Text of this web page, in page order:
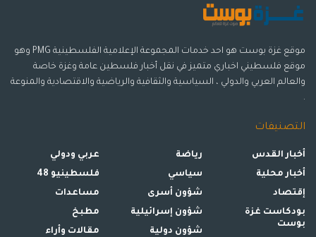
موقع غزة بوست هو احد خدمات المجموعة الإعلامية الفلسطينية PMG وهو
موقع فلسطيني اخباري متميز في نقل أخبار فلسطين عامة وغزة خاصة
والعالم العربي والدولي ، السياسية والثقافية والرياضية والاقتصادية والمنوعة
.
التصنيفات
أخبار القدس
أخبار محلية
إقتصاد
بودكاست غزة
بوست
رياضة
سياسي
شؤون أسرى
شؤون إسرائيلية
شؤون دولية
عربي ودولي
فلسطينيو 48
مساعدات
مطبخ
مقالات وأراء